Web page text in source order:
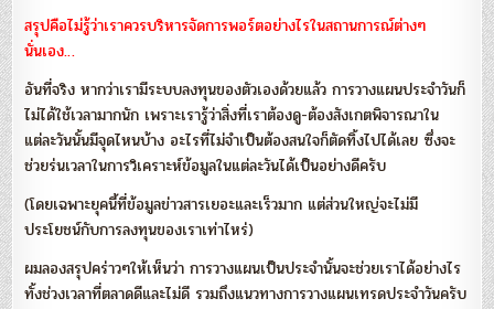
สรุปคือไม่รู้ว่าเราควรบริหารจัดการพอร์ตอย่างไรในสถานการณ์ต่างๆ
นั่นเอง…
อันที่จริง หากว่าเรามีระบบลงทุนของตัวเองด้วยแล้ว การวางแผนประจำวันก็
ไม่ได้ใช้เวลามากนัก เพราะเรารู้ว่าสิ่งที่เราต้องดู-ต้องสังเกตพิจารณาใน
แต่ละวันนั้นมีจุดไหนบ้าง อะไรที่ไม่จำเป็นต้องสนใจก็ตัดทิ้งไปได้เลย ซึ่งจะ
ช่วยร่นเวลาในการวิเคราะห์ข้อมูลในแต่ละวันได้เป็นอย่างดีครับ
(โดยเฉพาะยุคนี้ที่ข้อมูลข่าวสารเยอะและเร็วมาก แต่ส่วนใหญ่จะไม่มี
ประโยชน์กับการลงทุนของเราเท่าไหร่)
ผมลองสรุปคร่าวๆให้เห็นว่า การวางแผนเป็นประจำนั้นจะช่วยเราได้อย่างไร
ทั้งช่วงเวลาที่ตลาดดีและไม่ดี รวมถึงแนวทางการวางแผนเทรดประจำวันครับ